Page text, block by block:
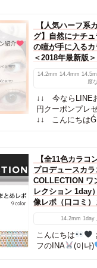
【人気ハーフ系
グ】自然にナチ
の瞳が手に入る
＜2018年最新版＞
14.2mm 14.4mm
度な
↓↓ 今ならLINE
円クーポンプレ
↓↓ こんにちは
【全11色カラコ
プロデュースカラ
COLLECTION ワ
レクション 1day
像レポ（口コミ）
14.2mm 1day
こんにちは
フのINA
(이나)